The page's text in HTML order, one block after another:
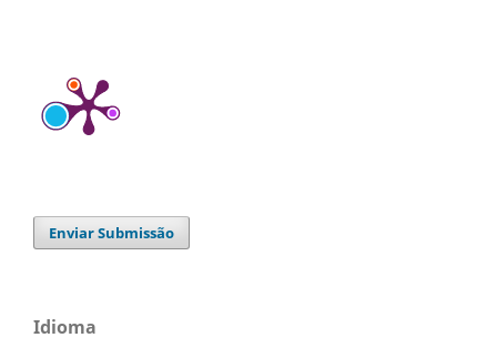
Enviar Submissão
Idioma